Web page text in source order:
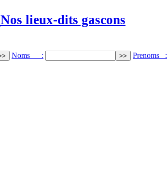
Nos lieux-dits gascons
Noms : Prenoms :